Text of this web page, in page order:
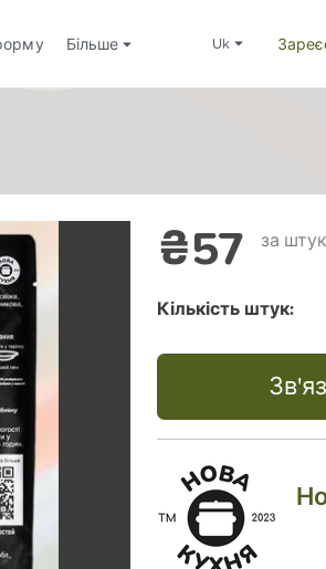
Більше uk
₴57 за
Кількість штук: